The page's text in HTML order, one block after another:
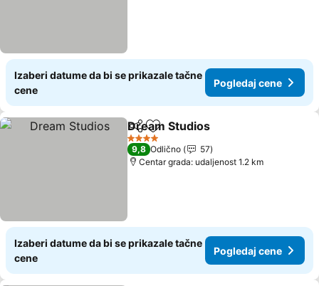
Izaberi datume da bi se prikazale tačne
cene
Pogledaj cene
Deli Dodati u favorite
Dream Studios
4 Zvezdice
9,8 Odlično
57
Centar grada: udaljenost 1.2 km
Izaberi datume da bi se prikazale tačne
cene
Pogledaj cene